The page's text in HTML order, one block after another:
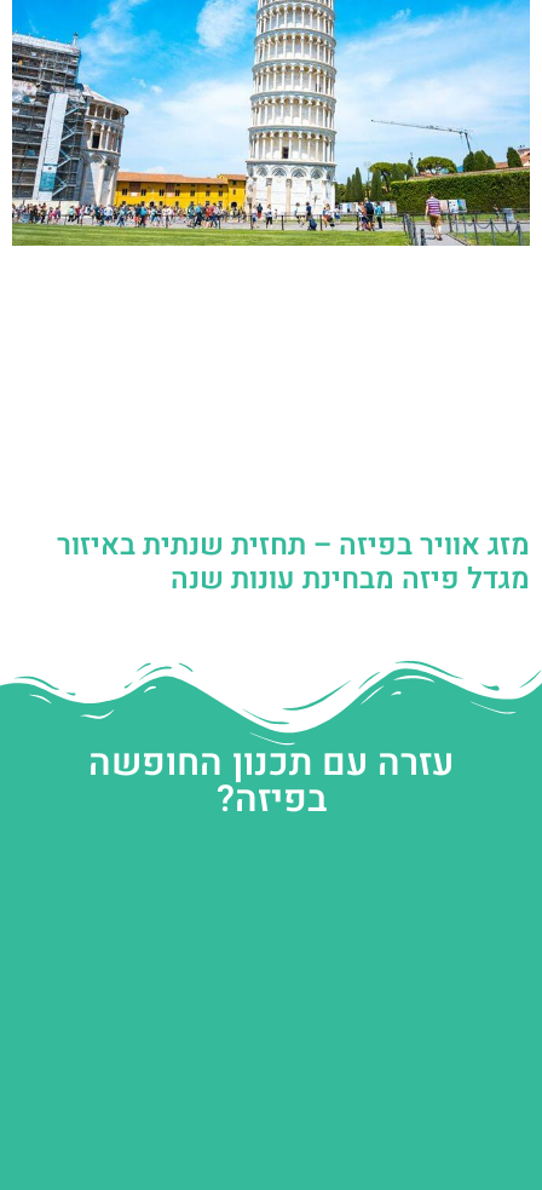
מזג אוויר בפיזה – תחזית שנתית באיזור
מגדל פיזה מבחינת עונות שנה
עזרה עם תכנון החופשה
בפיזה?